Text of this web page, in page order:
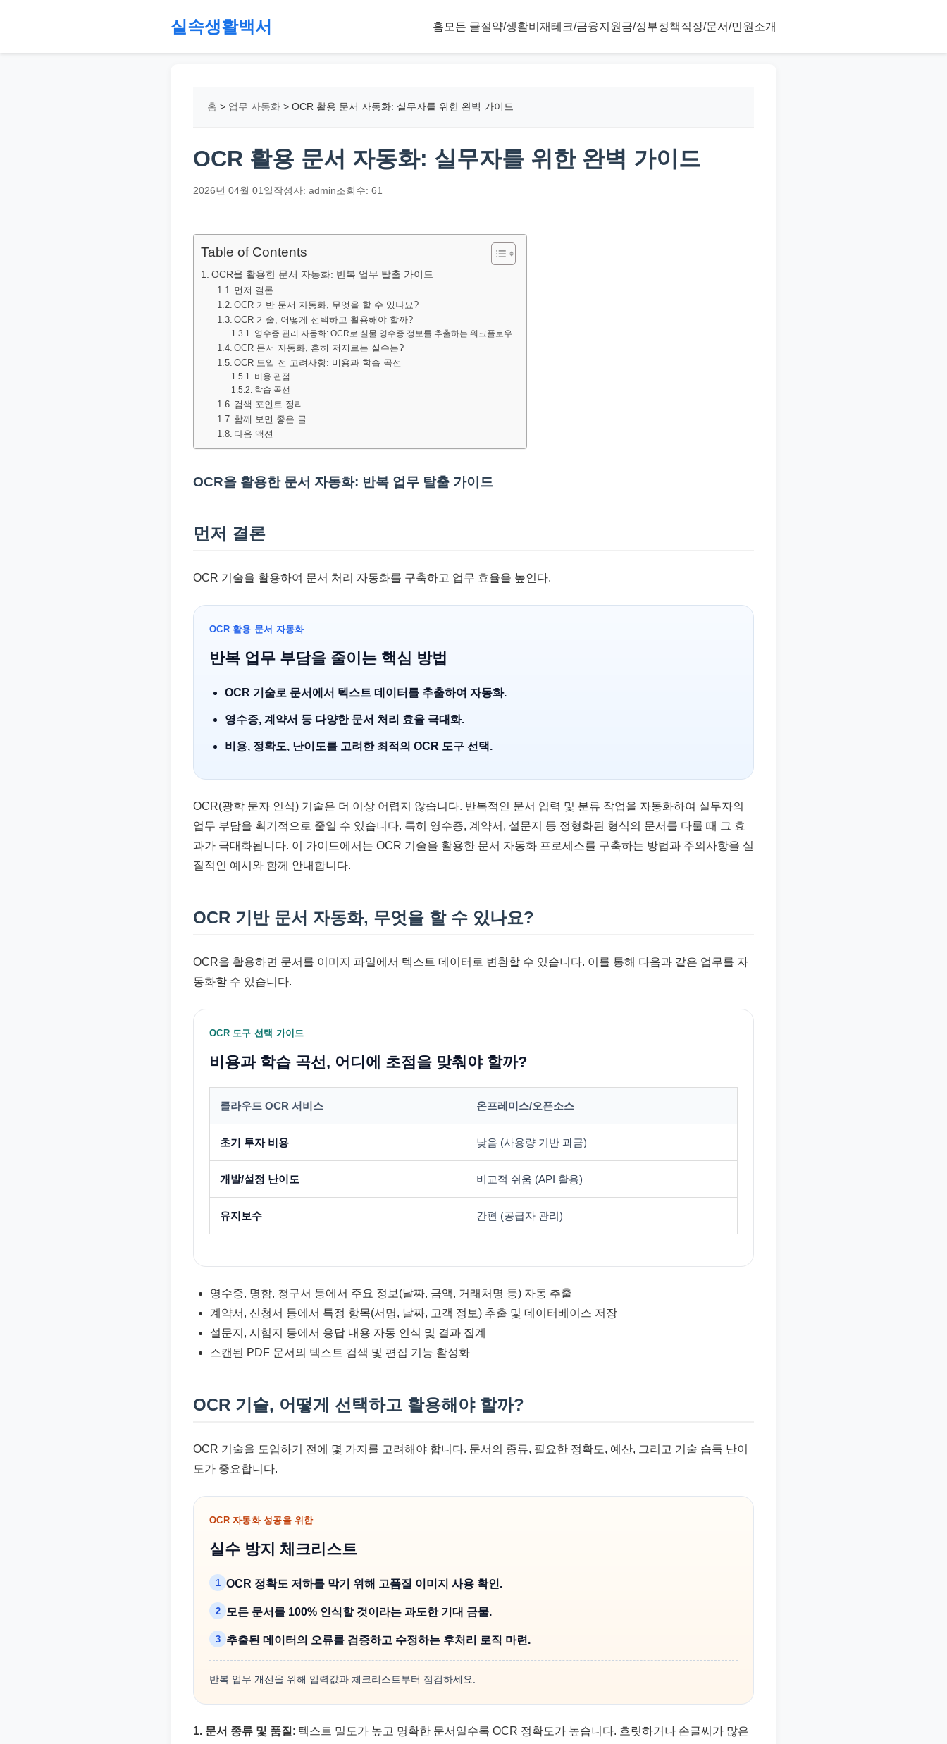
실속생활백서
절
홈 모든 글절약/생활비 재테크/금융지원금/정부정책직장/문서/민원 소개
홈 > 업무 자동화 > OCR 활용 문서 자동화: 실무자를 위한 완벽 가이드
OCR 활용 문서 자동화: 실무자를 위한 완벽 가이드
2026년 04월 01일작성자: admin조회수: 61
Table of Contents
OCR을 활용한 문서 자동화: 반복 업무 탈출 가이드
먼저 결론
OCR 기반 문서 자동화, 무엇을 할 수 있나요?
OCR 기술, 어떻게 선택하고 활용해야 할까?
영수증 관리 자동화: OCR로 실물 영수증 정보를 추출하는 워크플로우
OCR 문서 자동화, 흔히 저지르는 실수는?
OCR 도입 전 고려사항: 비용과 학습 곡선
비용 관점
학습 곡선
검색 포인트 정리
함께 보면 좋은 글
다음 액션
OCR을 활용한 문서 자동화: 반복 업무 탈출 가이드
먼저 결론
OCR 기술을 활용하여 문서 처리 자동화를 구축하고 업무 효율을 높인다.
OCR 활용 문서 자동화
반복 업무 부담을 줄이는 핵심 방법
OCR 기술로 문서에서 텍스트 데이터를 추출하여 자동화.
영수증, 계약서 등 다양한 문서 처리 효율 극대화.
비용, 정확도, 난이도를 고려한 최적의 OCR 도구 선택.
OCR(광학 문자 인식) 기술은 더 이상 어렵지 않습니다. 반복적인 문서 입력 및 분류 작업을 자동화하여 실무자의
업무 부담을 획기적으로 줄일 수 있습니다. 특히 영수증, 계약서, 설문지 등 정형화된 형식의 문서를 다룰 때 그 효
과가 극대화됩니다. 이 가이드에서는 OCR 기술을 활용한 문서 자동화 프로세스를 구축하는 방법과 주의사항을 실
질적인 예시와 함께 안내합니다.
OCR 기반 문서 자동화, 무엇을 할 수 있나요?
OCR을 활용하면 문서를 이미지 파일에서 텍스트 데이터로 변환할 수 있습니다. 이를 통해 다음과 같은 업무를 자
동화할 수 있습니다.
OCR 도구 선택 가이드
비용과 학습 곡선, 어디에 초점을 맞춰야 할까?
클라우드 OCR 서비스 온프레미스/오픈소스
초기 투자 비용 낮음 (사용량 기반 과금)
개발/설정 난이도 비교적 쉬움 (API 활용)
유지보수 간편 (공급자 관리)
영수증, 명함, 청구서 등에서 주요 정보(날짜, 금액, 거래처명 등) 자동 추출
계약서, 신청서 등에서 특정 항목(서명, 날짜, 고객 정보) 추출 및 데이터베이스 저장
설문지, 시험지 등에서 응답 내용 자동 인식 및 결과 집계
스캔된 PDF 문서의 텍스트 검색 및 편집 기능 활성화
OCR 기술, 어떻게 선택하고 활용해야 할까?
OCR 기술을 도입하기 전에 몇 가지를 고려해야 합니다. 문서의 종류, 필요한 정확도, 예산, 그리고 기술 습득 난이
도가 중요합니다.
OCR 자동화 성공을 위한
실수 방지 체크리스트
1 OCR 정확도 저하를 막기 위해 고품질 이미지 사용 확인.
2 모든 문서를 100% 인식할 것이라는 과도한 기대 금물.
3 추출된 데이터의 오류를 검증하고 수정하는 후처리 로직 마련.
반복 업무 개선을 위해 입력값과 체크리스트부터 점검하세요.
1. 문서 종류 및 품질 : 텍스트 밀도가 높고 명확한 문서일수록 OCR 정확도가 높습니다. 흐릿하거나 손글씨가 많은